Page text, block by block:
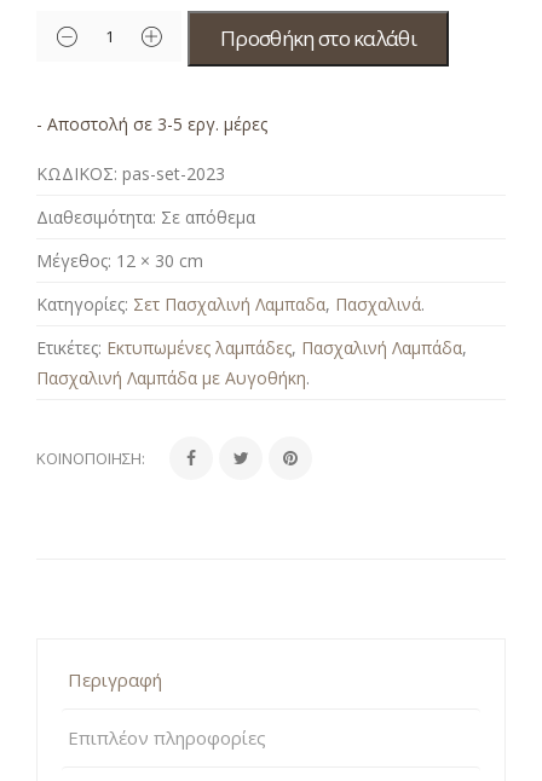
Προσθήκη στο καλάθι
- Αποστολή σε 3-5 εργ. μέρες
ΚΩΔΙΚΟΣ: pas-set-2023
Διαθεσιμότητα: Σε απόθεμα
Μέγεθος: 12 × 30 cm
Κατηγορίες: Σετ Πασχαλινή Λαμπαδα, Πασχαλινά.
Ετικέτες: Εκτυπωμένες λαμπάδες, Πασχαλινή Λαμπάδα,
Πασχαλινή Λαμπάδα με Αυγοθήκη.
ΚΟΙΝΟΠΟΊΗΣΗ:
Περιγραφή
Επιπλέον πληροφορίες